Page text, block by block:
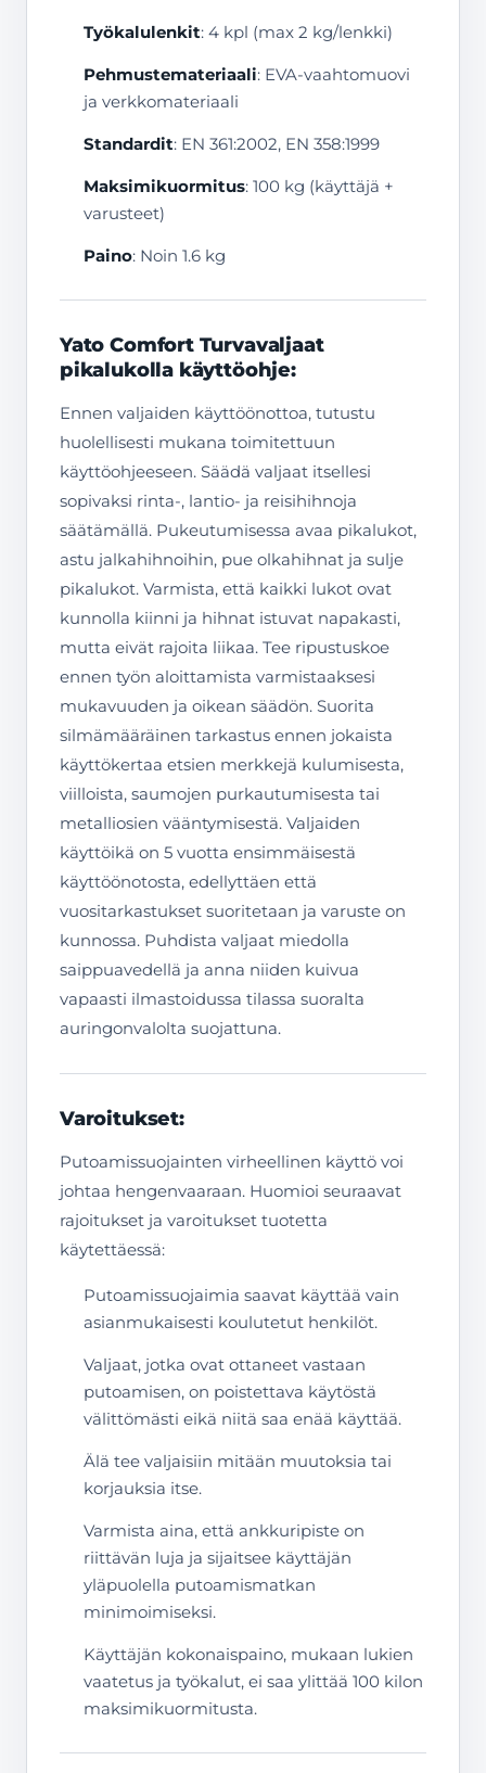
Työkalulenkit: 4 kpl (max 2 kg/lenkki)
Pehmustemateriaali: EVA-vaahtomuovi
ja verkkomateriaali
Standardit: EN 361:2002, EN 358:1999
Maksimikuormitus: 100 kg (käyttäjä +
varusteet)
Paino: Noin 1.6 kg
Yato Comfort Turvavaljaat
pikalukolla käyttöohje:
Ennen valjaiden käyttöönottoa, tutustu
huolellisesti mukana toimitettuun
käyttöohjeeseen. Säädä valjaat itsellesi
sopivaksi rinta-, lantio- ja reisihihnoja
säätämällä. Pukeutumisessa avaa pikalukot,
astu jalkahihnoihin, pue olkahihnat ja sulje
pikalukot. Varmista, että kaikki lukot ovat
kunnolla kiinni ja hihnat istuvat napakasti,
mutta eivät rajoita liikaa. Tee ripustuskoe
ennen työn aloittamista varmistaaksesi
mukavuuden ja oikean säädön. Suorita
silmämääräinen tarkastus ennen jokaista
käyttökertaa etsien merkkejä kulumisesta,
viilloista, saumojen purkautumisesta tai
metalliosien vääntymisestä. Valjaiden
käyttöikä on 5 vuotta ensimmäisestä
käyttöönotosta, edellyttäen että
vuositarkastukset suoritetaan ja varuste on
kunnossa. Puhdista valjaat miedolla
saippuavedellä ja anna niiden kuivua
vapaasti ilmastoidussa tilassa suoralta
auringonvalolta suojattuna.
Varoitukset:
Putoamissuojainten virheellinen käyttö voi
johtaa hengenvaaraan. Huomioi seuraavat
rajoitukset ja varoitukset tuotetta
käytettäessä:
Putoamissuojaimia saavat käyttää vain
asianmukaisesti koulutetut henkilöt.
Valjaat, jotka ovat ottaneet vastaan
putoamisen, on poistettava käytöstä
välittömästi eikä niitä saa enää käyttää.
Älä tee valjaisiin mitään muutoksia tai
korjauksia itse.
Varmista aina, että ankkuripiste on
riittävän luja ja sijaitsee käyttäjän
yläpuolella putoamismatkan
minimoimiseksi.
Käyttäjän kokonaispaino, mukaan lukien
vaatetus ja työkalut, ei saa ylittää 100 kilon
maksimikuormitusta.